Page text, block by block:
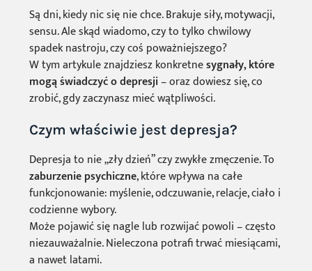
Są dni, kiedy nic się nie chce. Brakuje siły, motywacji,
sensu. Ale skąd wiadomo, czy to tylko chwilowy
spadek nastroju, czy coś poważniejszego?
W tym artykule znajdziesz konkretnesygnały, które
mogą świadczyć o depresji– oraz dowiesz się, co
zrobić, gdy zaczynasz mieć wątpliwości.
Czym właściwie jest depresja?
Depresja to nie „zły dzień” czy zwykłe zmęczenie. To
zaburzenie psychiczne, które wpływa na całe
funkcjonowanie: myślenie, odczuwanie, relacje, ciało i
codzienne wybory.
Może pojawić się nagle lub rozwijać powoli – często
niezauważalnie. Nieleczona potrafi trwać miesiącami,
a nawet latami.